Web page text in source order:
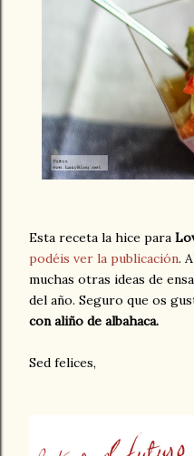
Esta receta la hice para
podéis ver la publicación.
muchas otras ideas de
del año. Seguro que os
con aliño de albahaca.
Sed felices,